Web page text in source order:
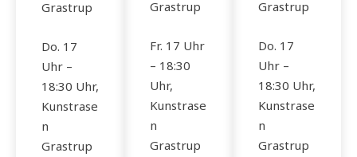
Grastrup
Do. 17
Uhr –
18:30 Uhr,
Kunstrase
n
Grastrup
Grastrup
Fr. 17 Uhr
– 18:30
Uhr,
Kunstrase
n
Grastrup
Grastrup
Do. 17
Uhr –
18:30 Uhr,
Kunstrase
n
Grastrup